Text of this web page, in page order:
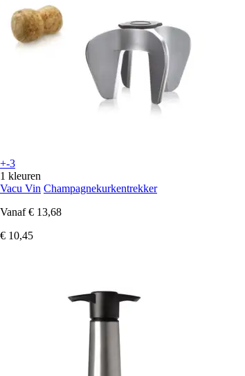
+-3
1 kleuren
Vacu Vin Champagnekurkentrekker
Vanaf € 13,68
€ 10,45